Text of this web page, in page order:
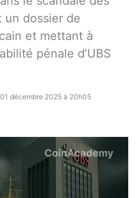
un dossier de
et mettant à
pénale d’UBS
décembre 2025 à 20h05